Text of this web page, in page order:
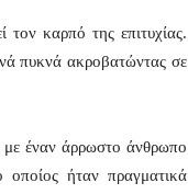
καρπό της επιτυχίας.
πυκνά ακροβατώντας σε
με έναν άρρωστο άνθρωπο
ήταν πραγματικά